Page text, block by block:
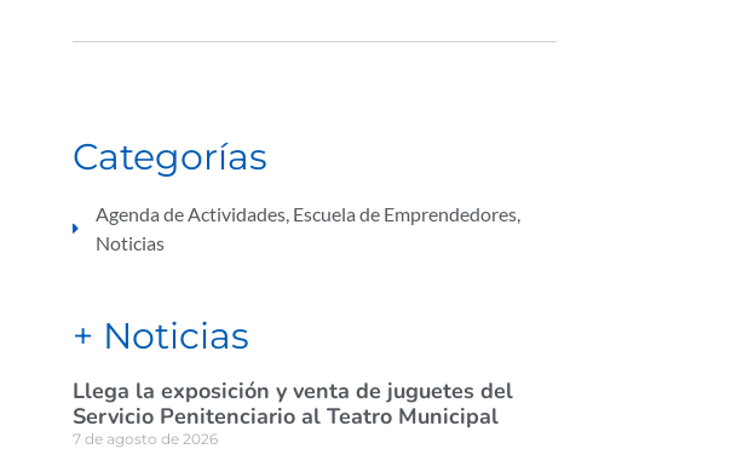
Categorías
Agenda de Actividades, Escuela de Emprendedores,
Noticias
+ Noticias
Llega la exposición y venta de juguetes del
Servicio Penitenciario al Teatro Municipal
7 de agosto de 2026